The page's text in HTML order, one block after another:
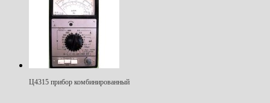
Ц4315 прибор комбинированный